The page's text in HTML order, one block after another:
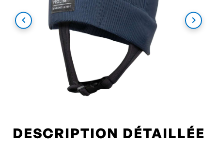
DESCRIPTION DÉTAILLÉE